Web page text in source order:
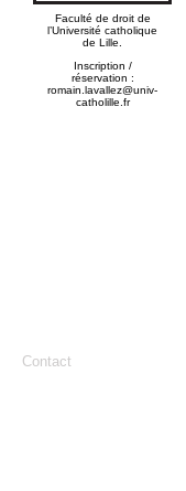
Faculté de droit de
l’Université catholique
de Lille.
Inscription /
réservation :
romain.lavallez@univ-
catholille.fr
Contact